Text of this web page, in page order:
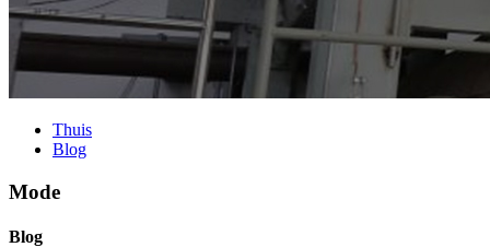
Thuis
Blog
Mode
Blog